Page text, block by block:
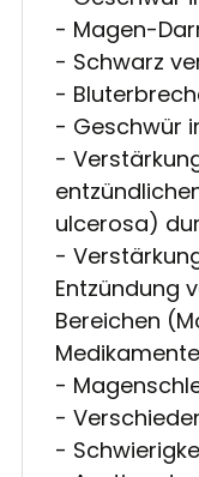
- Magen-
- Schwarz
-
- Geschwür
-
ulcerosa)
-
Entzündung
Bereichen
Medikamente
-
-
-